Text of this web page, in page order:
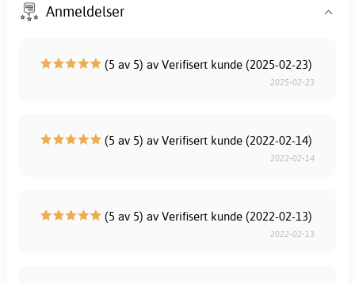
Anmeldelser
(5 av 5) av Verifisert kunde (2025-02-23)
2025-02-23
(5 av 5) av Verifisert kunde (2022-02-14)
2022-02-14
(5 av 5) av Verifisert kunde (2022-02-13)
2022-02-13